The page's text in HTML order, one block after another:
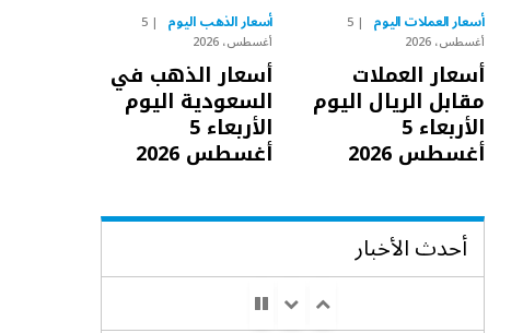
أسعار العملات اليوم 5
أغسطس، 2026
أسعار العملات
مقابل الريال اليوم
الأربعاء 5
أغسطس 2026
أسعار الذهب اليوم 5
أغسطس، 2026
أسعار الذهب في
السعودية اليوم
الأربعاء 5
أغسطس 2026
أحدث الأخبار